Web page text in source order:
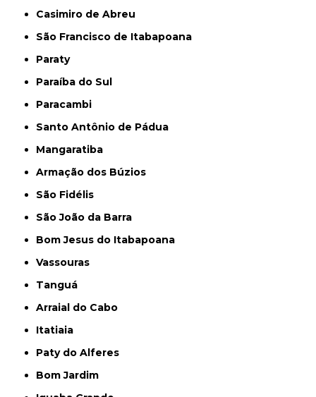
Casimiro de Abreu
São Francisco de Itabapoana
Paraty
Paraíba do Sul
Paracambi
Santo Antônio de Pádua
Mangaratiba
Armação dos Búzios
São Fidélis
São João da Barra
Bom Jesus do Itabapoana
Vassouras
Tanguá
Arraial do Cabo
Itatiaia
Paty do Alferes
Bom Jardim